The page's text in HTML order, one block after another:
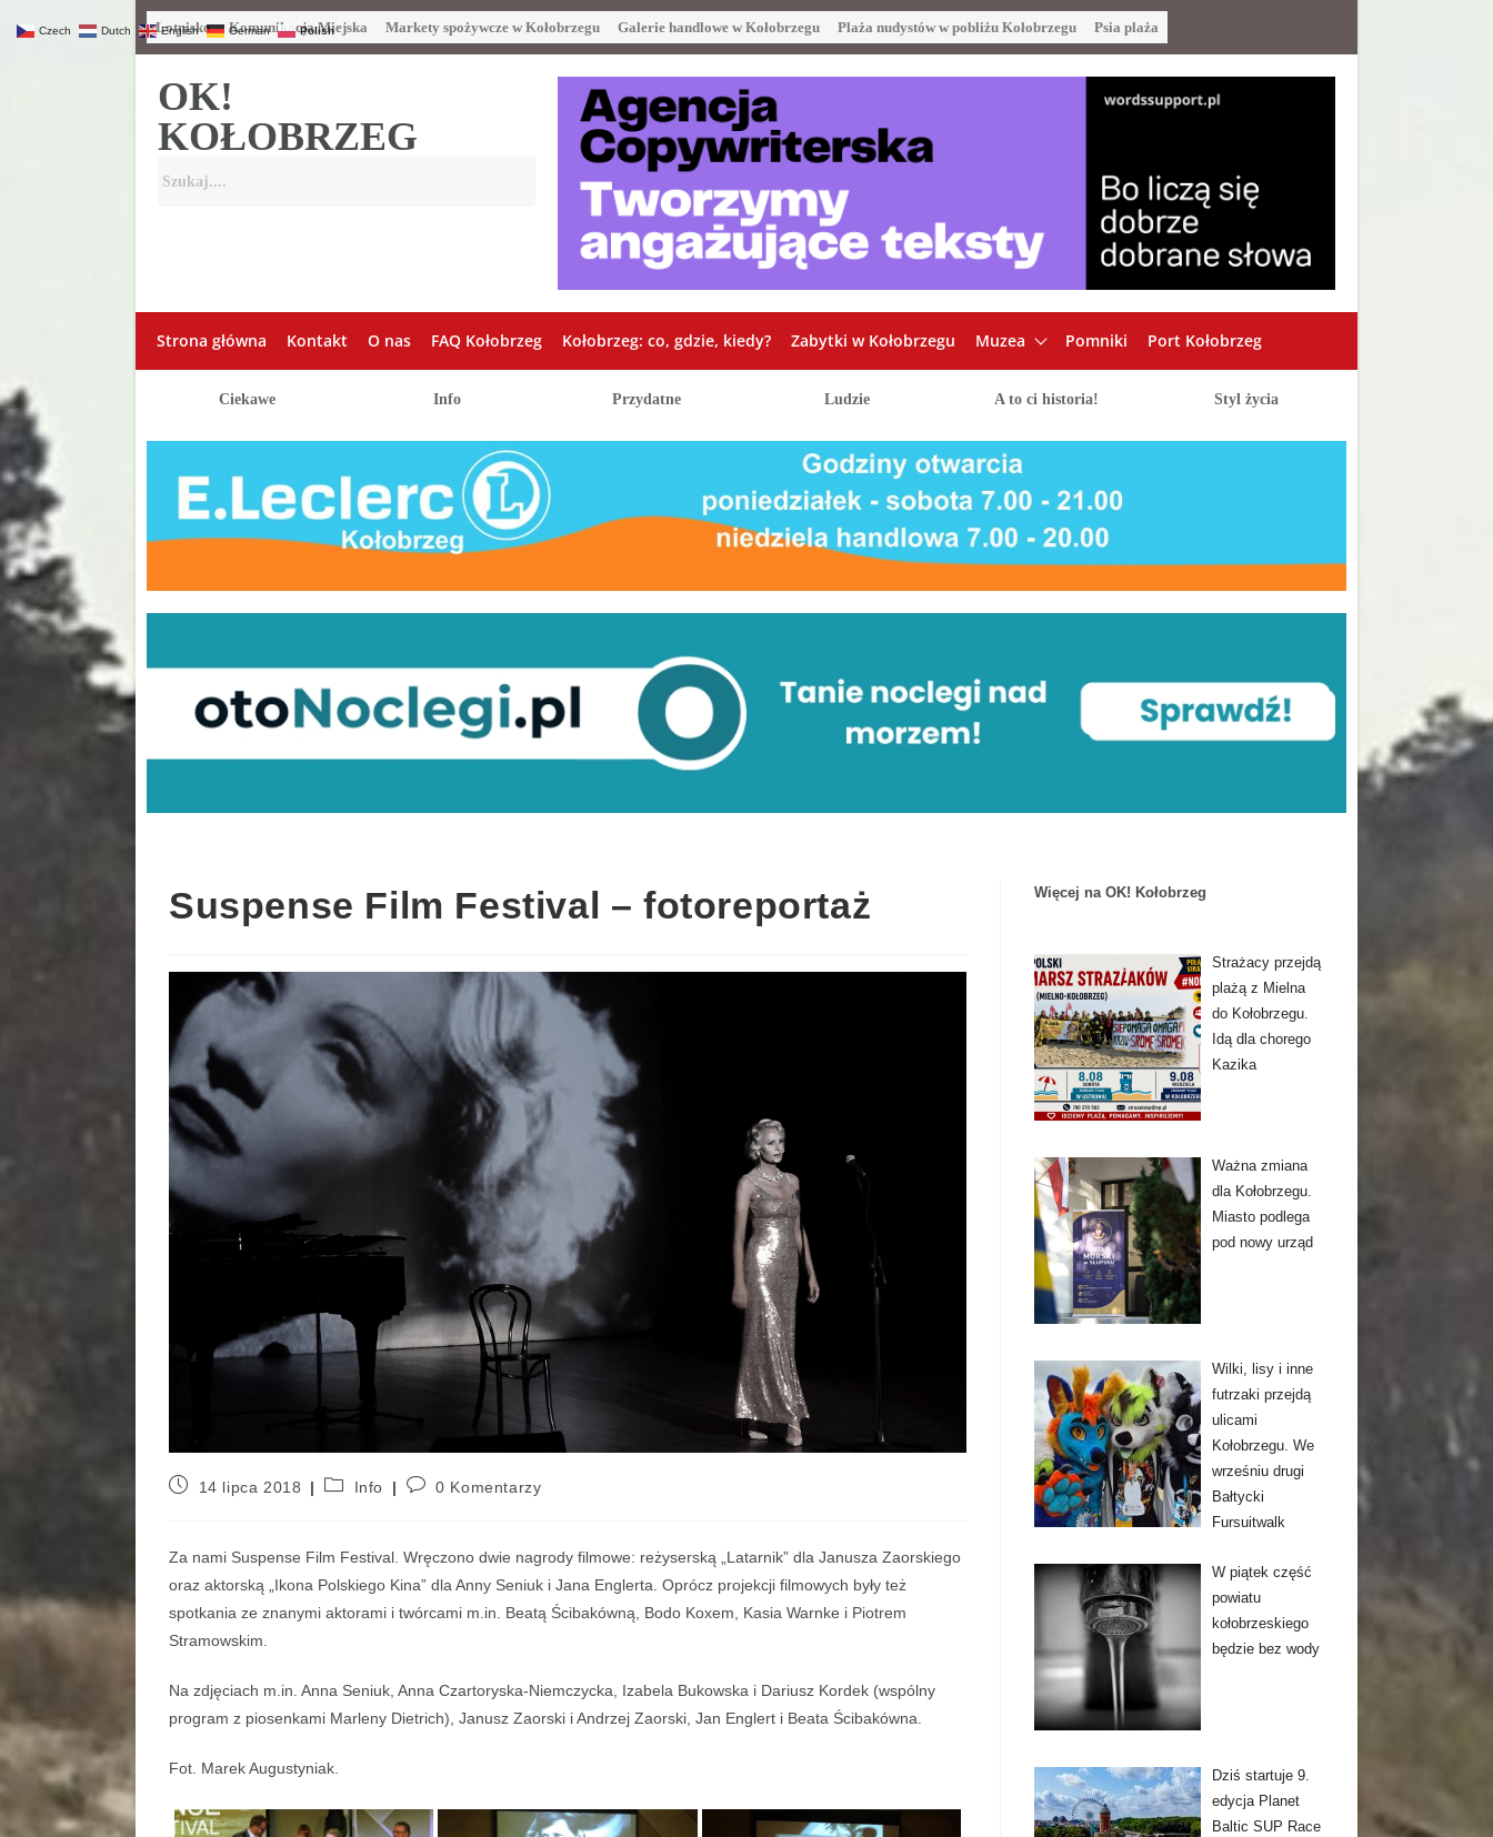
Lotnisko Komunikacja Miejska Markety spożywcze w Kołobrzegu Galerie handlowe w Kołobrzegu Plaża nudystów w pobliżu Kołobrzegu Psia plaża
OK!
KOŁOBRZEG
Strona główna Kontakt O nas FAQ Kołobrzeg Kołobrzeg: co, gdzie, kiedy? Zabytki w Kołobrzegu Muzea Pomniki Port Kołobrzeg
Ciekawe Info Przydatne Ludzie A to ci historia! Styl życia
Suspense Film Festival – fotoreportaż
14 lipca 2018 Info 0 Komentarzy
Za nami Suspense Film Festival. Wręczono dwie nagrody filmowe: reżyserską „Latarnik” dla Janusza Zaorskiego
oraz aktorską „Ikona Polskiego Kina” dla Anny Seniuk i Jana Englerta. Oprócz projekcji filmowych były też
spotkania ze znanymi aktorami i twórcami m.in. Beatą Ścibakówną, Bodo Koxem, Kasia Warnke i Piotrem
Stramowskim.
Na zdjęciach m.in. Anna Seniuk, Anna Czartoryska-Niemczycka, Izabela Bukowska i Dariusz Kordek (wspólny
program z piosenkami Marleny Dietrich), Janusz Zaorski i Andrzej Zaorski, Jan Englert i Beata Ścibakówna.
Fot. Marek Augustyniak.
Więcej na OK! Kołobrzeg
Strażacy przejdą
plażą z Mielna
do Kołobrzegu.
Idą dla chorego
Kazika
Ważna zmiana
dla Kołobrzegu.
Miasto podlega
pod nowy urząd
Wilki, lisy i inne
futrzaki przejdą
ulicami
Kołobrzegu. We
wrześniu drugi
Bałtycki
Fursuitwalk
W piątek część
powiatu
kołobrzeskiego
będzie bez wody
Dziś startuje 9.
edycja Planet
Baltic SUP Race
Czech Dutch English German Polish